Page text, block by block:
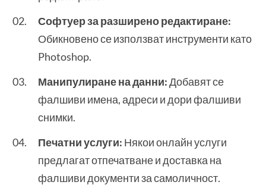
Софтуер за разширено редактиране:
Обикновено се използват инструменти като
Photoshop.
Манипулиране на данни:Добавят се
фалшиви имена, адреси и дори фалшиви
снимки.
Печатни услуги: Някои онлайн услуги
предлагат отпечатване и доставка на
фалшиви документи за самоличност.